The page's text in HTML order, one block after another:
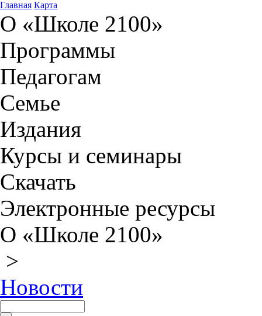
Главная Карта
О «Школе 2100»
Программы
Педагогам
Семье
Издания
Курсы и семинары
Скачать
Электронные ресурсы
О «Школе 2100»
>
Новости